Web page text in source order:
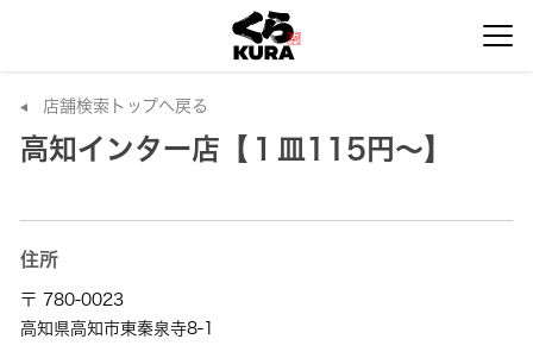
店舗検索トップへ戻る
高知インター店【１皿115円～】
住所
〒 780-0023
高知県高知市東秦泉寺8-1